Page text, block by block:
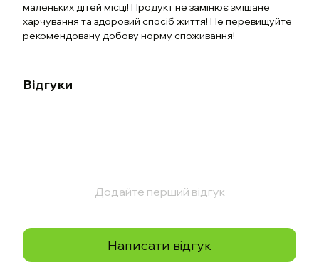
маленьких дітей місці! Продукт не замінює змішане
харчування та здоровий спосіб життя! Не перевищуйте
рекомендовану добову норму споживання!
Відгуки
Додайте перший відгук
Написати відгук